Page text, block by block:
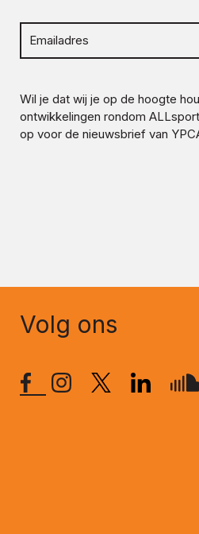
Wil je dat wij je op de hoogte
ontwikkelingen rondom
op voor de nieuwsbrief van
Volg ons